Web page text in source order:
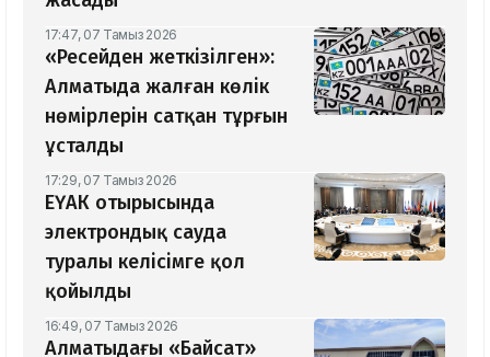
17:47, 07 Тамыз 2026
«Ресейден жеткізілген»:
Алматыда жалған көлік
нөмірлерін сатқан тұрғын
ұсталды
17:29, 07 Тамыз 2026
ЕҮАК отырысында
электрондық сауда
туралы келісімге қол
қойылды
16:49, 07 Тамыз 2026
Алматыдағы «Байсат»